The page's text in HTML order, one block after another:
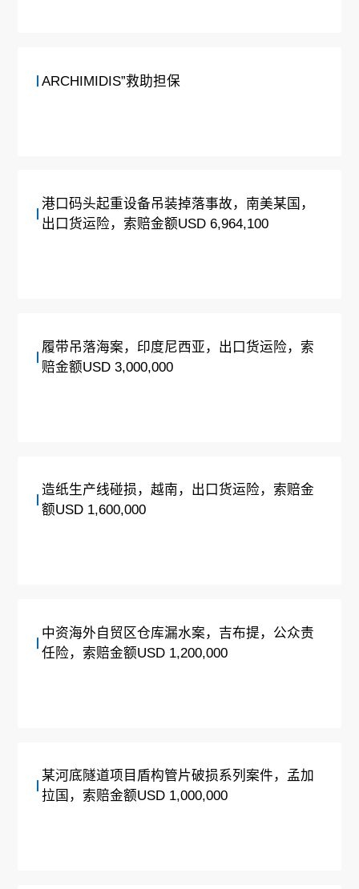
ARCHIMIDIS”救助担保
港口码头起重设备吊装掉落事故，南美某国，
出口货运险，索赔金额USD 6,964,100
履带吊落海案，印度尼西亚，出口货运险，索
赔金额USD 3,000,000
造纸生产线碰损，越南，出口货运险，索赔金
额USD 1,600,000
中资海外自贸区仓库漏水案，吉布提，公众责
任险，索赔金额USD 1,200,000
某河底隧道项目盾构管片破损系列案件，孟加
拉国，索赔金额USD 1,000,000